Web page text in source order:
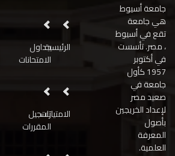
جامعة أسيوط
هي جامعة
تقع في أسيوط
، مصر. تأسست
في أكتوبر
1957 كأول
جامعة في
صعيد مصر
لإعداد الخريجين
بأصول
المعرفة
العلمية.
الرئيسيةجداول
الامتحانات
الامتيازاتتسجيل
المقررات